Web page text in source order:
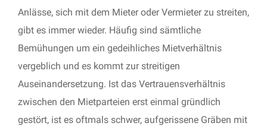
Anlässe, sich mit dem Mieter oder Vermieter zu streiten,
gibt es immer wieder. Häufig sind sämtliche
Bemühungen um ein gedeihliches Mietverhältnis
vergeblich und es kommt zur streitigen
Auseinandersetzung. Ist das Vertrauensverhältnis
zwischen den Mietparteien erst einmal gründlich
gestört, ist es oftmals schwer, aufgerissene Gräben mit